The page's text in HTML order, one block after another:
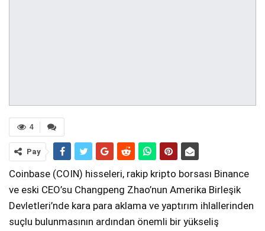
4
Pay
Coinbase (COIN) hisseleri, rakip kripto borsası Binance
ve eski CEO’su Changpeng Zhao’nun Amerika Birleşik
Devletleri’nde kara para aklama ve yaptırım ihlallerinden
suçlu bulunmasının ardından önemli bir yükseliş